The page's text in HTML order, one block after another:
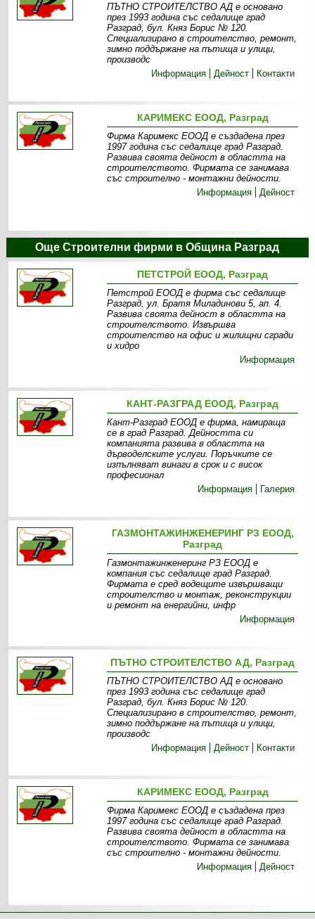
ПЪТНО СТРОИТЕЛСТВО АД е основано
през 1993 година със седалище град
Разград, бул. Княз Борис № 120.
Специализирано в строителство, ремонт,
зимно поддържане на пътища и улици,
производс
Информация
Дейност Контакти
КАРИМЕКС ЕООД, Разград
Фирма Каримекс ЕООД е създадена през
1997 година със седалище град Разград.
Развива своята дейност в областта на
строителството. Фирмата се занимава
със строително - монтажни дейности.
Информация
Дейност
Още Строителни фирми в Община Разград
ПЕТСТРОЙ ЕООД, Разград
Петстрой ЕООД е фирма със седалище
Разград, ул. Братя Миладинови 5, ап. 4.
Развива своята дейност в областта на
строителството. Извършва
строителство на офис и жилищни сгради
и хидро
Информация
КАНТ-РАЗГРАД ЕООД, Разград
Кант-Разград ЕООД е фирма, намираща
се в град Разград. Дейността си
компанията развива в областта на
дърводелските услуги. Поръчките се
изпълняват винаги в срок и с висок
професионал
Информация
Галерия
ГАЗМОНТАЖИНЖЕНЕРИНГ РЗ ЕООД,
Разград
Газмонтажинженеринг РЗ ЕООД е
компания със седалище град Разград.
Фирмата е сред водещите извършващи
строителство и монтаж, реконструкции
и ремонт на енергийни, инфр
Информация
ПЪТНО СТРОИТЕЛСТВО АД, Разград
ПЪТНО СТРОИТЕЛСТВО АД е основано
през 1993 година със седалище град
Разград, бул. Княз Борис № 120.
Специализирано в строителство, ремонт,
зимно поддържане на пътища и улици,
производс
Информация
Дейност Контакти
КАРИМЕКС ЕООД, Разград
Фирма Каримекс ЕООД е създадена през
1997 година със седалище град Разград.
Развива своята дейност в областта на
строителството. Фирмата се занимава
със строително - монтажни дейности.
Информация
Дейност